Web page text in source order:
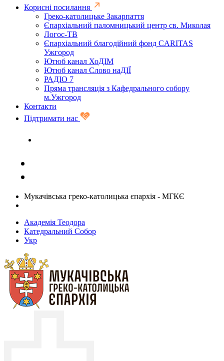
Корисні посилання
Греко-католицьке Закарпаття
Єпархіальний паломницький центр св. Миколая
Логос-ТВ
Єпархіальний благодійний фонд CARITAS
Ужгород
Ютюб канал ХоДІМ
Ютюб канал Слово наДІЇ
РАДІО 7
Пряма трансляція з Кафедрального собору
м.Ужгород
Контакти
Підтримати нас
Мукачівська греко-католицька єпархія - МГКЄ
Академія Теодора
Катедральний Собор
Укр